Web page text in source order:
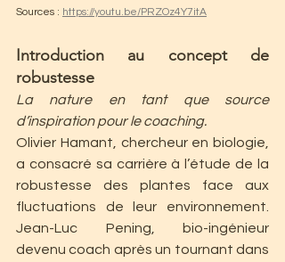
Sources : https://youtu.be/PRZOz4Y7itA
Introduction au concept de
robustesse
La nature en tant que source
d’inspiration pour le coaching.
Olivier Hamant, chercheur en biologie,
a consacré sa carrière à l’étude de la
robustesse des plantes face aux
fluctuations de leur environnement.
Jean-Luc Pening, bio-ingénieur
devenu coach après un tournant dans